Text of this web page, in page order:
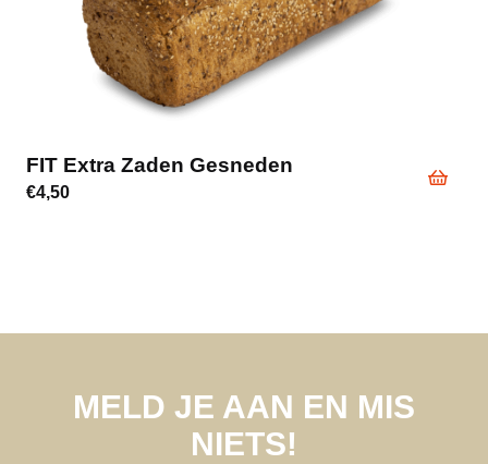
FIT Extra Zaden Gesneden
€4,50
MELD JE AAN EN MIS
NIETS!